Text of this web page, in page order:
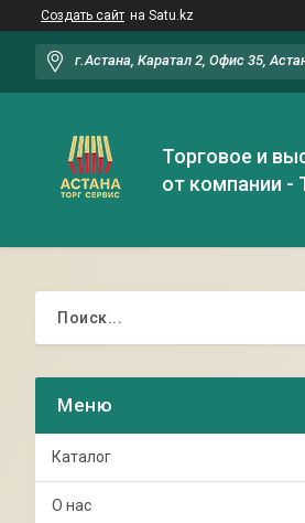
Создать сайт на Satu.kz
г.Астана, Каратал 2, Офис 35,
Торговое и
от компании -
Каталог
О нас